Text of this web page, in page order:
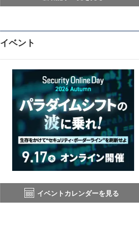
イベント
イベントカレンダーを見る